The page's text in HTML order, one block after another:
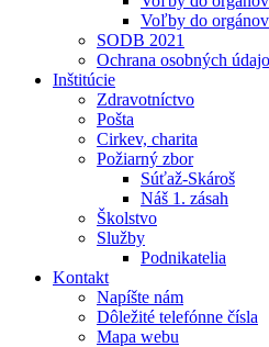
Voľby do
SODB 2021
Ochrana osobných
Inštitúcie
Zdravotníctvo
Pošta
Cirkev, charita
Požiarný zbor
Súťaž-Skároš
Náš 1. zásah
Školstvo
Služby
Podnikatelia
Kontakt
Napíšte nám
Dôležité telefónne čísla
Mapa webu